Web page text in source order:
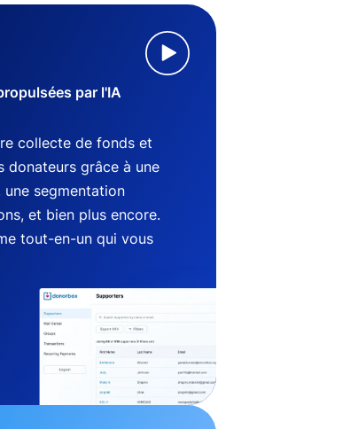
par l'IA
collecte de fonds et
donateurs grâce à une
segmentation
et bien plus encore.
tout-en-un qui vous